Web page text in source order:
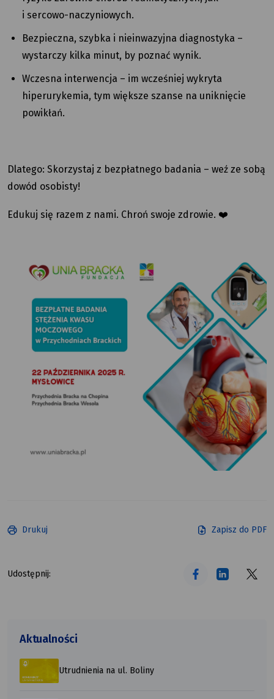
i sercowo-naczyniowych.
Bezpieczna, szybka i nieinwazyjna diagnostyka –
wystarczy kilka minut, by poznać wynik.
Wczesna interwencja – im wcześniej wykryta
hiperurykemia, tym większe szanse na uniknięcie
powikłań.
Dlatego: Skorzystaj z bezpłatnego badania – weź ze sobą
dowód osobisty!
Edukuj się razem z nami. Chroń swoje zdrowie. ❤️
Drukuj Zapisz do PDF
Udostępnij:
Aktualności
Utrudnienia na ul. Boliny